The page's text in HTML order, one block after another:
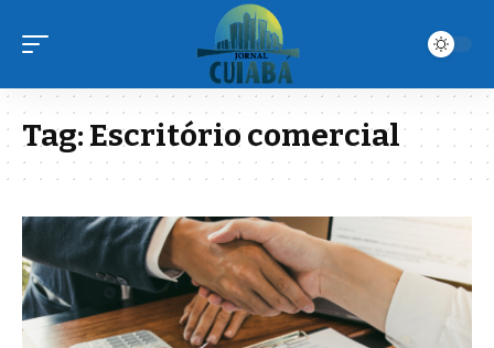
Tag:Escritório comercial